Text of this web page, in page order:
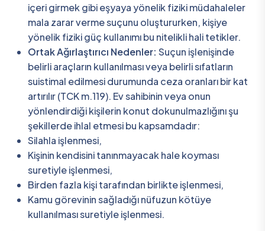
içeri girmek gibi eşyaya yönelik fiziki müdahaleler
mala zarar verme suçunu oluştururken, kişiye
yönelik fiziki güç kullanımı bu nitelikli hali tetikler.
Ortak Ağırlaştırıcı Nedenler: Suçun işlenişinde
belirli araçların kullanılması veya belirli sıfatların
suistimal edilmesi durumunda ceza oranları bir kat
artırılır (TCK m.119). Ev sahibinin veya onun
yönlendirdiği kişilerin konut dokunulmazlığını şu
şekillerde ihlal etmesi bu kapsamdadır:
Silahla işlenmesi,
Kişinin kendisini tanınmayacak hale koyması
suretiyle işlenmesi,
Birden fazla kişi tarafından birlikte işlenmesi,
Kamu görevinin sağladığı nüfuzun kötüye
kullanılması suretiyle işlenmesi.